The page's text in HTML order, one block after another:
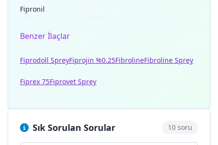
Fipronil
Benzer İlaçlar
Fiprodoll SpreyFiprojin %0.25FibrolineFibroline Sprey
Fiprex 75Fiprovet Sprey
Sık Sorulan Sorular 10 soru